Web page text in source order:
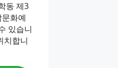
동 제3
화예
있습니
치합니